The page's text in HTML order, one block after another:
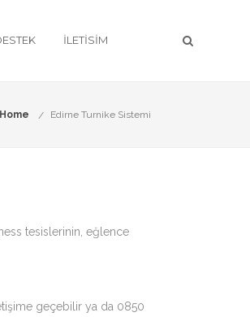
İLETISIM
Home Edirne Turnike Sistemi
tesislerinin, eğlence
geçebilir ya da 0850